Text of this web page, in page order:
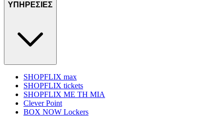
ΥΠΗΡΕΣΙΕΣ
SHOPFLIX max
SHOPFLIX tickets
SHOPFLIX ΜΕ ΤΗ ΜΙΑ
Clever Point
BOX NOW Lockers